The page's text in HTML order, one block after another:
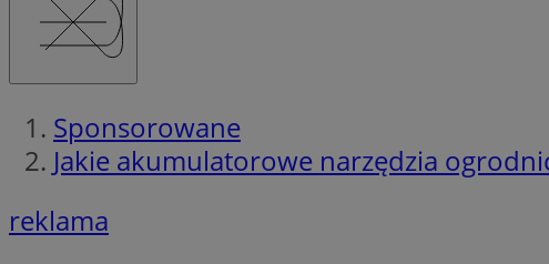
Sponsorowane
Jakie akumulatorowe narzędzia
reklama